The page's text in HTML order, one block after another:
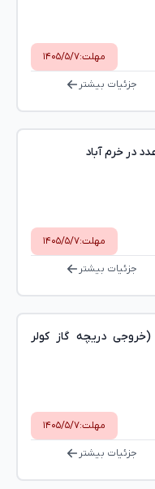
مهلت:۱۴۰۵/۵/۷
جزئیات بیشتر
مهلت:۱۴۰۵/۵/۷
جزئیات بیشتر
دریچه گاز کولر
مهلت:۱۴۰۵/۵/۷
جزئیات بیشتر